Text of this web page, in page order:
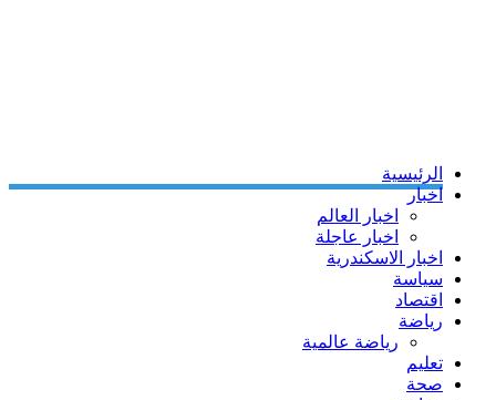
الرئيسية
اخبار
اخبار العالم
اخبار عاجلة
اخبار الاسكندرية
سياسة
اقتصاد
رياضة
رياضة عالمية
تعليم
صحة